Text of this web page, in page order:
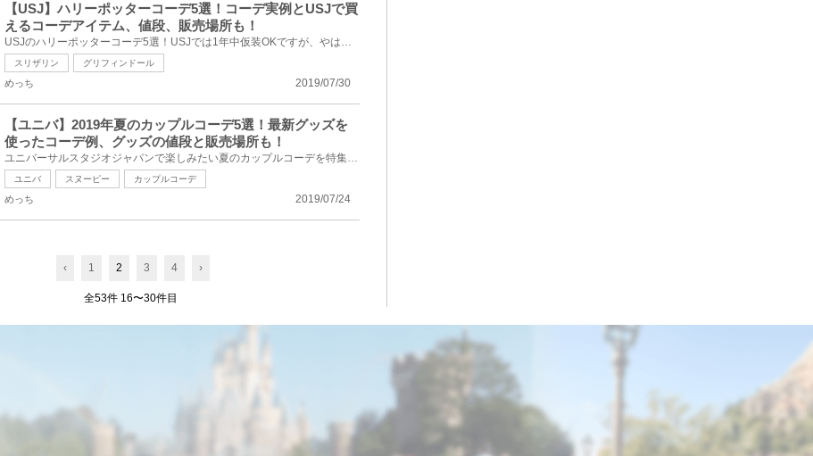
【USJ】ハリーポッターコーデ5選！コーデ実例とUSJで買
えるコーデアイテム、値段、販売場所も！
USJのハリーポッターコーデ5選！USJでは1年中仮装OKですが、やはり一番盛り上がるのはハロウィン♪そこで...
スリザリン グリフィンドール
2019/07/30
めっち
【ユニバ】2019年夏のカップルコーデ5選！最新グッズを
使ったコーデ例、グッズの値段と販売場所も！
ユニバーサルスタジオジャパンで楽しみたい夏のカップルコーデを特集！2019年夏の最新パークグッズを使...
ユニバ スヌーピー カップルコーデ
2019/07/24
めっち
‹ 1 2 3 4 ›
全53件 16〜30件目